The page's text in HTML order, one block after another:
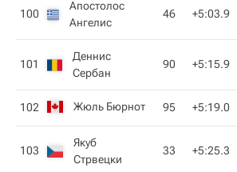
100
Апостолос
Ангелис
46 +5:03.9
101
Деннис
Сербан
90 +5:15.9
102 Жюль Бюрнот 95 +5:19.0
103
Якуб
Стрвецки
33 +5:25.3